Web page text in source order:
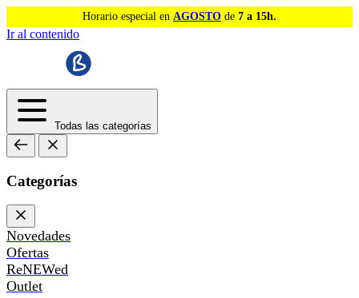
Horario especial en AGOSTO de 7 a 15h.
Ir al contenido
Todas las categorías
Categorías
Novedades
Ofertas
ReNEWed
Outlet